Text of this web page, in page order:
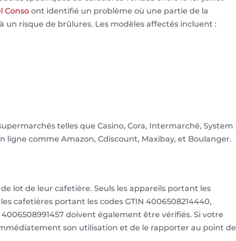
Conso ont identifié un problème où une partie de la
risque de brûlures. Les modèles affectés incluent :
telles que Casino, Cora, Intermarché, System
ligne comme Amazon, Cdiscount, Maxibay, et Boulanger.
lot de leur cafetière. Seuls les appareils portant les
cafetières portant les codes GTIN 4006508214440,
doivent également être vérifiés. Si votre
son utilisation et de le rapporter au point de